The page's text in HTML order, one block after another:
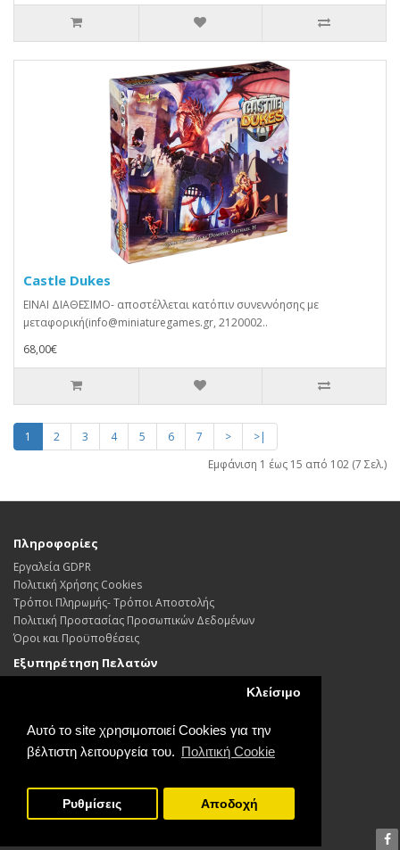
Αυτό το site χρησιμοποιεί Cookies για την
βέλτιστη λειτουργεία του. Πολιτική Cookie
Κλείσιμο
Ρυθμίσεις Αποδοχή
Castle Dukes
ΕΙΝΑΙ ΔΙΑΘΕΣΙΜΟ- αποστέλλεται κατόπιν συνεννόησης με
μεταφορική(info@miniaturegames.gr, 2120002..
68,00€
1 2 3 4 5 6 7 >
>|
Εμφάνιση 1 έως 15 από 102 (7 Σελ.)
Πληροφορίες
Εργαλεία GDPR
Πολιτική Χρήσης Cookies
Τρόποι Πληρωμής- Τρόποι Αποστολής
Πολιτική Προστασίας Προσωπικών Δεδoμένων
Όροι και Προϋποθέσεις
Εξυπηρέτηση Πελατών
Χάρτης Ιστότοπου
Λογαριασμός
Παραγγελία
Λίστα Αγαπημένων
Εγγραφή / διαγραφή απο το newsletter